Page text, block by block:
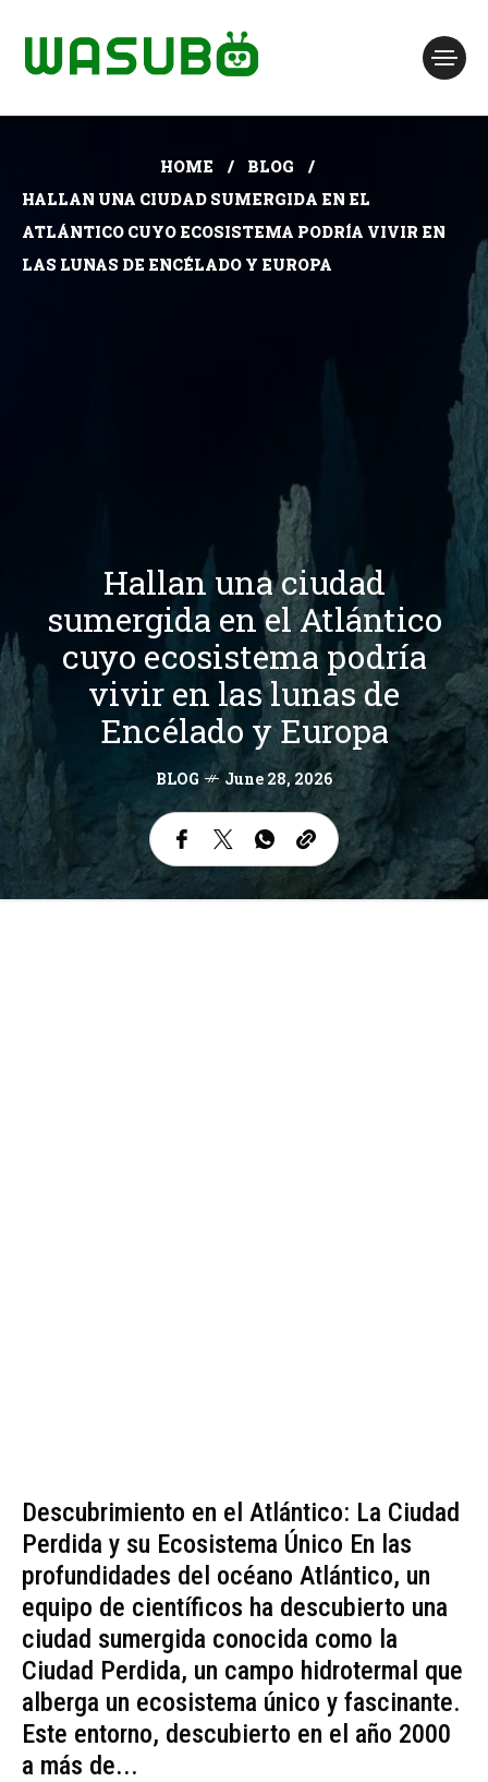
HOME
BLOG
HALLAN UNA CIUDAD SUMERGIDA EN EL
ATLÁNTICO CUYO ECOSISTEMA PODRÍA VIVIR EN
LAS LUNAS DE ENCÉLADO Y EUROPA
Hallan una ciudad
sumergida en el Atlántico
cuyo ecosistema podría
vivir en las lunas de
Encélado y Europa
BLOG June 28, 2026
Descubrimiento en el Atlántico: La Ciudad
Perdida y su Ecosistema Único En las
profundidades del océano Atlántico, un
equipo de científicos ha descubierto una
ciudad sumergida conocida como la
Ciudad Perdida, un campo hidrotermal que
alberga un ecosistema único y fascinante.
Este entorno, descubierto en el año 2000
a más de...